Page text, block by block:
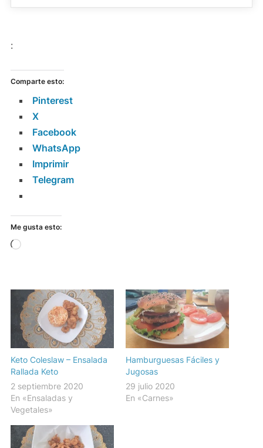
:
Comparte esto:
Pinterest
X
Facebook
WhatsApp
Imprimir
Telegram
Me gusta esto:
Cargando...
Keto Coleslaw – Ensalada
Rallada Keto
2 septiembre 2020
En «Ensaladas y
Vegetales»
Hamburguesas Fáciles y
Jugosas
29 julio 2020
En «Carnes»